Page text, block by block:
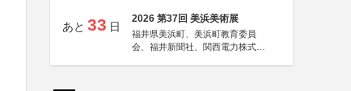
あと 33 日
2026 第37回 美浜美術展
福井県美浜町、美浜町教育委員
会、福井新聞社、関西電力株式会